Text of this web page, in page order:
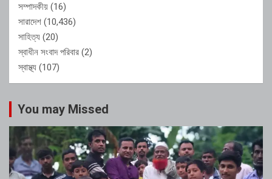
সম্পাদকীয় (16)
সারাদেশ (10,436)
সাহিত্য (20)
স্বাধীন সংবাদ পরিবার (2)
স্বাস্থ্য (107)
You may Missed